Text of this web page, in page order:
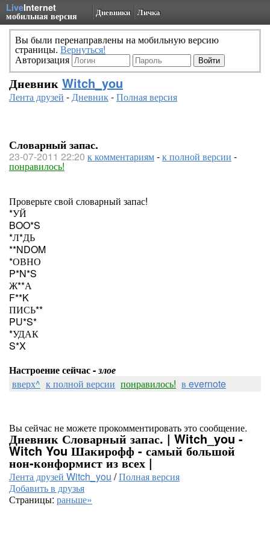
LiveInternet
мобильная версия Дневники Личка
Вы были перенаправлены на мобильную версию
страницы. Вернуться!
Авторизация
Дневник Witch_you
Лента друзей -Дневник-Полная версия
Словарный запас.
23-07-2011 22:20 к комментариям-к полной версии -
понравилось!
Проверьте свой словарный запас!
*УЙ
BOO*S
*Л*ДЬ
**NDOM
*ОВНО
P*N*S
Ж**А
F**K
ПИСЬ**
PU*S*
*УДАК
S*X
Настроение сейчас -злое
вверх^ к полной версии понравилось! в evernote
Вы сейчас не можете прокомментировать это сообщение.
Дневник Словарный запас. | Witch_you -
Witch You Шакирофф - самый большой
нон-конформист из всех |
Лента друзей Witch_you /Полная версия
Добавить в друзья
Страницы: раньше»